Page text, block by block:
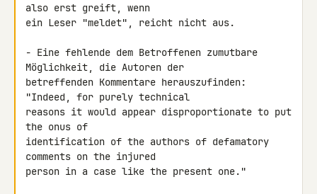
also erst greift, wenn
ein Leser "meldet", reicht nicht aus.
- Eine fehlende dem Betroffenen zumutbare
Möglichkeit, die Autoren der
betreffenden Kommentare herauszufinden:
"Indeed, for purely technical
reasons it would appear disproportionate to put
the onus of
identification of the authors of defamatory
comments on the injured
person in a case like the present one."